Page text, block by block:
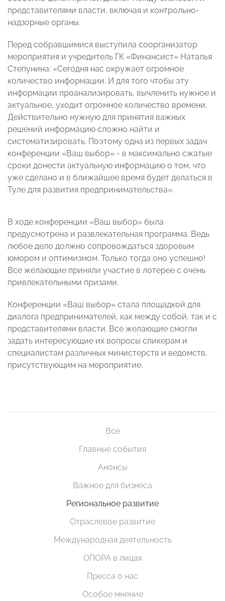
представителями власти, включая и контрольно-
надзорные органы.
Перед собравшимися выступила соорганизатор
мероприятия и учредитель ГК «Финансист» Наталья
Степунина: «Сегодня нас окружает огромное
количество информации. И для того чтобы эту
информации проанализировать, вычленить нужное и
актуальное, уходит огромное количество времени.
Действительно нужную для принятия важных
решений информацию сложно найти и
систематизировать. Поэтому одна из первых задач
конференции «Ваш выбор» - в максимально сжатые
сроки донести актуальную информацию о том, что
уже сделано и в ближайшее время будет делаться в
Туле для развития предпринимательства».
В ходе конференции «Ваш выбор» была
предусмотрена и развлекательная программа. Ведь
любое дело должно сопровождаться здоровым
юмором и оптимизмом. Только тогда оно успешно!
Все желающие приняли участие в лотерее с очень
привлекательными призами.
Конференции «Ваш выбор» стала площадкой для
диалога предпринимателей, как между собой, так и с
представителями власти. Все желающие смогли
задать интересующие их вопросы спикерам и
специалистам различных министерств и ведомств,
присутствующим на мероприятие.
Все
Главные события
Анонсы
Важное для бизнеса
Региональное развитие
Отраслевое развитие
Международная деятельность
ОПОРА в лицах
Пресса о нас
Особое мнение